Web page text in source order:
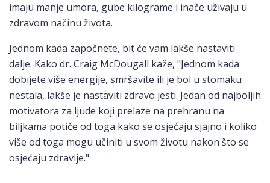
imaju manje umora, gube kilograme i inače uživaju u
zdravom načinu života.
Jednom kada započnete, bit će vam lakše nastaviti
dalje. Kako dr. Craig McDougall kaže, "Jednom kada
dobijete više energije, smršavite ili je bol u stomaku
nestala, lakše je nastaviti zdravo jesti. Jedan od najboljih
motivatora za ljude koji prelaze na prehranu na
biljkama potiče od toga kako se osjećaju sjajno i koliko
više od toga mogu učiniti u svom životu nakon što se
osjećaju zdravije."